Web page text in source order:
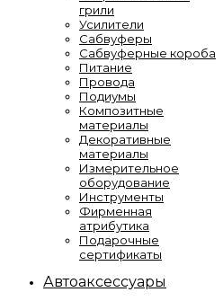
грили
Усилители
Сабвуферы
Сабвуферные короба
Питание
Провода
Подиумы
Композитные
материалы
Декоративные
материалы
Измерительное
оборудование
Инструменты
Фирменная
атрибутика
Подарочные
сертификаты
Автоаксессуары